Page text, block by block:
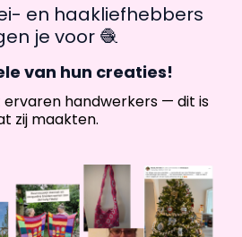
en haakliefhebbers
je voor 🧶
van hun creaties!
handwerkers — dit is
zij maakten.